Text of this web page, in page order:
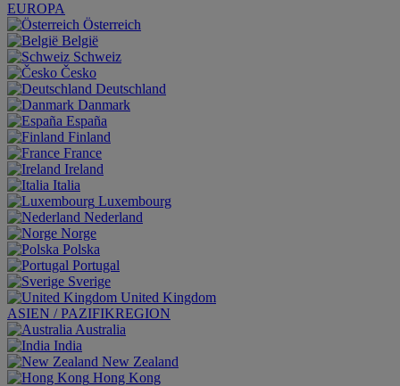
EUROPA
Österreich
België
Schweiz
Česko
Deutschland
Danmark
España
Finland
France
Ireland
Italia
Luxembourg
Nederland
Norge
Polska
Portugal
Sverige
United Kingdom
ASIEN / PAZIFIKREGION
Australia
India
New Zealand
Hong Kong